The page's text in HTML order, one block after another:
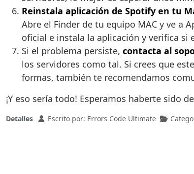
Reinstala aplicación de Spotify en tu
Abre el Finder de tu equipo MAC y ve a
oficial e instala la aplicación y verifica si
Si el problema persiste, contacta al
los servidores como tal. Si crees que
formas, también te recomendamos
¡Y eso sería todo! Esperamos haberte sido
Detalles Escrito por: Errors Code Ultimate